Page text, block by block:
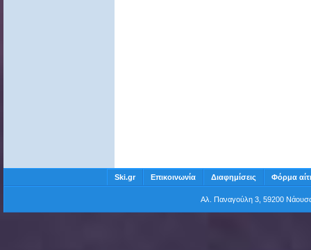
Ski.gr Επικοινωνία Διαφημίσεις Φόρμα
Αλ. Παναγούλη 3, 59200